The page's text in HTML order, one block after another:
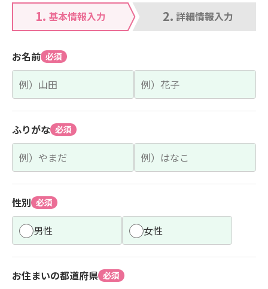
1. 基本情報入力 2. 詳細情報入力
お名前 必須
ふりがな 必須
性別 必須
男性 女性
お住まいの都道府県 必須